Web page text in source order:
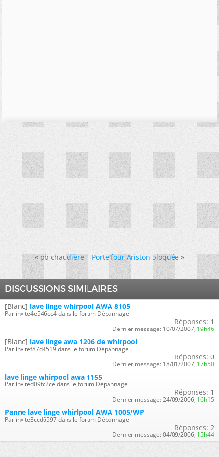
« pb chaudière|Porte four Ariston bloquée »
DISCUSSIONS SIMILAIRES
[Blanc] lave linge whirpool AWA 8105
Par invite4e546cc4 dans le forum Dépannage
Réponses: 1
Dernier message: 10/07/2007, 19h46
[Blanc] lave linge awa 1206 de whirpool
Par invitef87d4519 dans le forum Dépannage
Réponses: 0
Dernier message: 18/01/2007, 17h50
lave linge whirpool awa 1155
Par invited09fc2ce dans le forum Dépannage
Réponses: 1
Dernier message: 24/09/2006, 16h15
Panne lave linge whirlpool AWA 1005/WP
Par invite3ccd6597 dans le forum Dépannage
Réponses: 2
Dernier message: 04/09/2006, 15h44